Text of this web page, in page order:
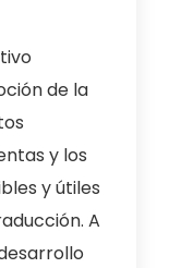
de la
y los
y útiles
A